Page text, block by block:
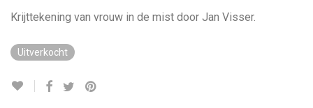
Krijttekening van vrouw in de mist door Jan Visser.
Uitverkocht